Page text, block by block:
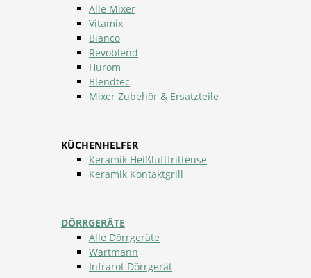
Alle Mixer
Vitamix
Bianco
Revoblend
Hurom
Blendtec
Mixer Zubehör & Ersatzteile
KÜCHENHELFER
Keramik Heißluftfritteuse
Keramik Kontaktgrill
DÖRRGERÄTE
Alle Dörrgeräte
Wartmann
Infrarot Dörrgerät